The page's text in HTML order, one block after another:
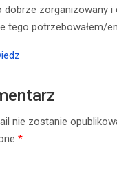
dobrze zorganizowany i
tego potrzebowałem/
nie zostanie
*